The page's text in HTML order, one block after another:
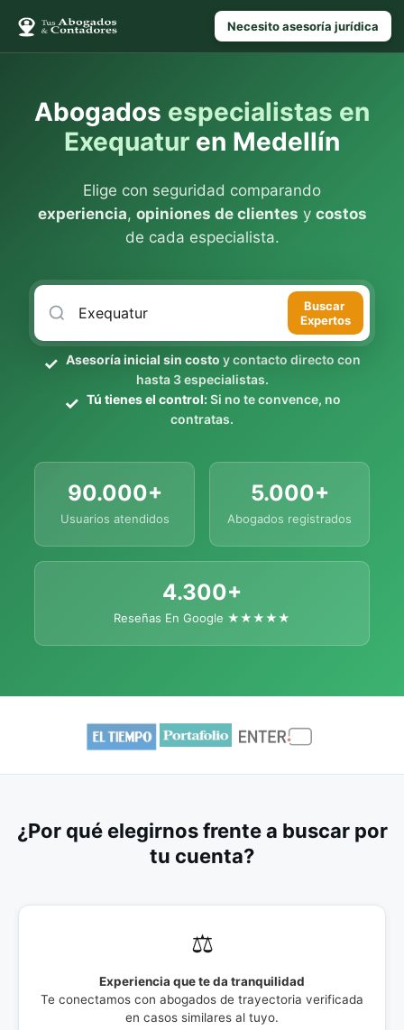
Necesito asesoría jurídica
Abogados especialistas en
Exequatur en Medellín
Elige con seguridad comparando
experiencia, opiniones de clientes y costos
de cada especialista.
Buscar
Expertos
Asesoría inicial sin costo y contacto directo con
hasta 3 especialistas.
Tú tienes el control:Si no te convence, no
contratas.
90.000+
Usuarios atendidos
5.000+
Abogados registrados
4.300+
Reseñas En Google ★★★★★
¿Por qué elegirnos frente a buscar por
tu cuenta?
⚖️
Experiencia que te da tranquilidad
Te conectamos con abogados de trayectoria verificada
en casos similares al tuyo.